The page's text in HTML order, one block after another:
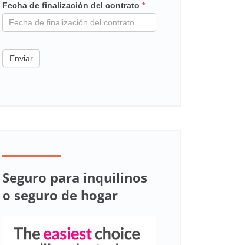
Fecha de finalización del contrato *
Enviar
Seguro para inquilinos
o seguro de hogar